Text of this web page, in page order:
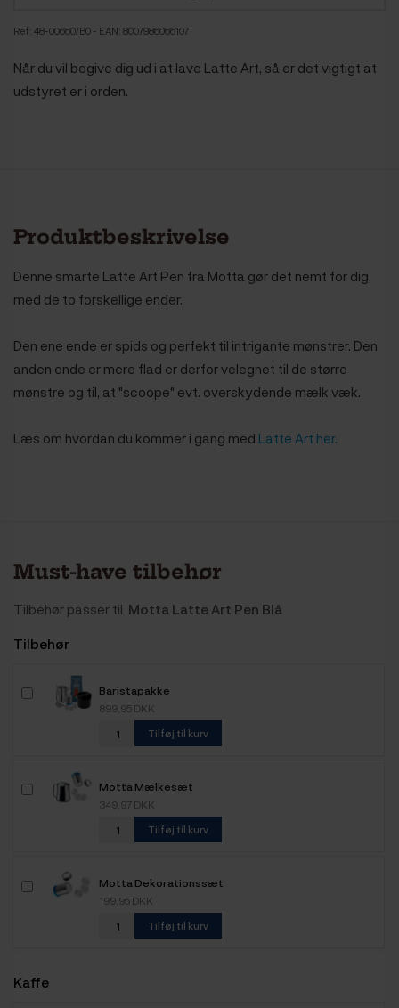
Ref: 48-00660/B0 - EAN: 8007986066107
Når du vil begive dig ud i at lave Latte Art, så er det vigtigt at
udstyret er i orden.
Produktbeskrivelse
Denne smarte Latte Art Pen fra Motta gør det nemt for dig,
med de to forskellige ender.
Den ene ende er spids og perfekt til intrigante mønstrer. Den
anden ende er mere flad er derfor velegnet til de større
mønstre og til, at "scoope" evt. overskydende mælk væk.
Læs om hvordan du kommer i gang med Latte Art her.
Must-have tilbehør
Tilbehør passer til Motta Latte Art Pen Blå
Tilbehør
Baristapakke
899,95 DKK
Tilføj til kurv
Motta Mælkesæt
349,97 DKK
Tilføj til kurv
Motta Dekorationssæt
199,95 DKK
Tilføj til kurv
Kaffe